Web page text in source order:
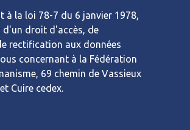
à la loi 78-7 du 6 janvier 1978,
d'un droit d'accès, de
rectification aux données
concernant à la Fédération
69 chemin de Vassieux
Cuire cedex.